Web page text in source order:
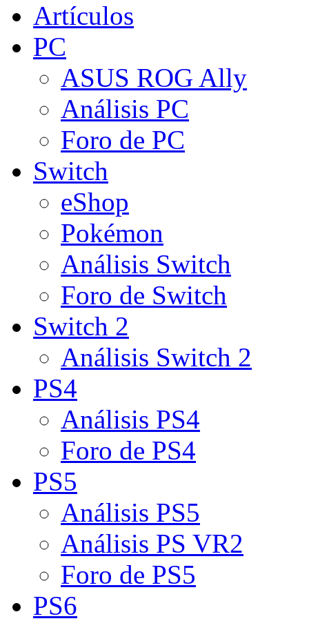
Artículos
PC
ASUS ROG Ally
Análisis PC
Foro de PC
Switch
eShop
Pokémon
Análisis Switch
Foro de Switch
Switch 2
Análisis Switch 2
PS4
Análisis PS4
Foro de PS4
PS5
Análisis PS5
Análisis PS VR2
Foro de PS5
PS6